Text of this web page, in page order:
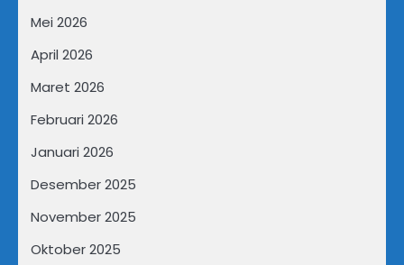
Mei 2026
April 2026
Maret 2026
Februari 2026
Januari 2026
Desember 2025
November 2025
Oktober 2025